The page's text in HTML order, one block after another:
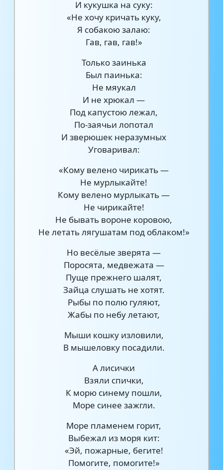
И кукушка на суку:
«Не хочу кричать куку,
Я собакою залаю:
Гав, гав, гав!»
Только заинька
Был паинька:
Не мяукал
И не хрюкал —
Под капустою лежал,
По-заячьи лопотал
И зверюшек неразумных
Уговаривал:
«Кому велено чирикать —
Не мурлыкайте!
Кому велено мурлыкать —
Не чирикайте!
Не бывать вороне коровою,
Не летать лягушатам под облаком!»
Но весёлые зверята —
Поросята, медвежата —
Пуще прежнего шалят,
Зайца слушать не хотят.
Рыбы по полю гуляют,
Жабы по небу летают,
Мыши кошку изловили,
В мышеловку посадили.
А лисички
Взяли спички,
К морю синему пошли,
Море синее зажгли.
Море пламенем горит,
Выбежал из моря кит:
«Эй, пожарные, бегите!
Помогите, помогите!»